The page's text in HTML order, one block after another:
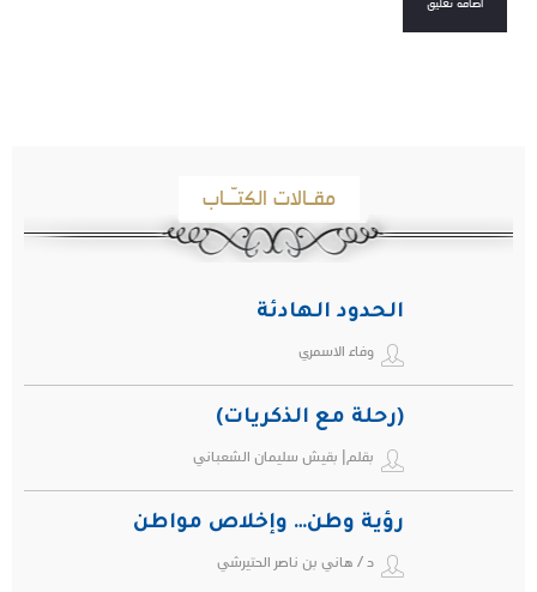
مقـالات الكتـّـاب
الحدود الهادئة
وفاء الاسمري
(رحلة مع الذكريات)
بقلم| بقيش سليمان الشعباني
رؤية وطن… وإخلاص مواطن
د / هاني بن ناصر الحتيرشي